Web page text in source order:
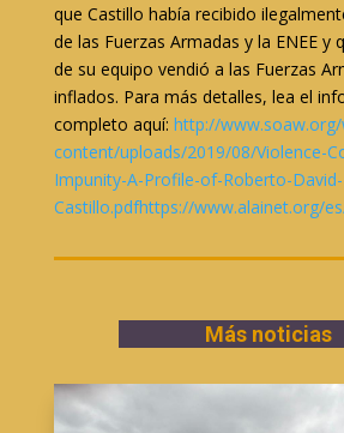
que Castillo había recibido
de las Fuerzas Armadas y la ENEE y
de su equipo vendió a las Fuerzas
inflados. Para más detalles, lea el
completo aquí: http://
content/uploads/2019/08/Violence-
Impunity-A-Profile-of-Roberto-David-
Castillo.pdfhttps://www.alainet.org/
Más noticias